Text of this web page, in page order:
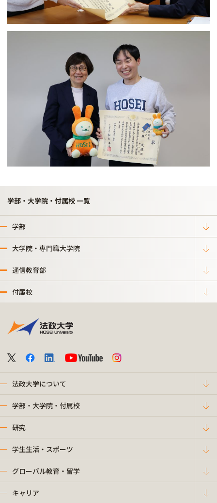
学部・大学院・付属校 一覧
学部
大学院・専門職大学院
通信教育部
付属校
法政大学について
学部・大学院・付属校
研究
学生生活・スポーツ
グローバル教育・留学
キャリア